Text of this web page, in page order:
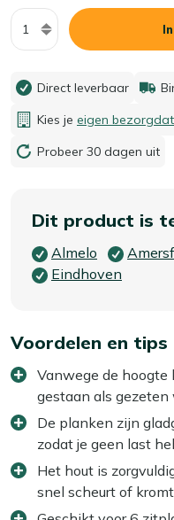
Aantal
Direct leverbaar
Kies je eigen
Probeer 30 dagen uit
Dit product is
Almelo
Eindhoven
Voordelen en tips
Vanwege de hoogte
gestaan als gezeten
De planken zijn
zodat je geen last
Het hout is
snel scheurt of